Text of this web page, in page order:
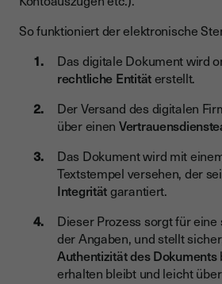
So funktioniert der elektronische
Das digitale Dokument wird
rechtliche Entitäterstellt.
Der Versand des digitalen
über einen
Das Dokument wird mit
Textstempel versehen, der
Integritätgarantiert.
Dieser Prozess sorgt für
der Angaben, und stellt
Authentizität des Dokuments
erhalten bleibt und leicht